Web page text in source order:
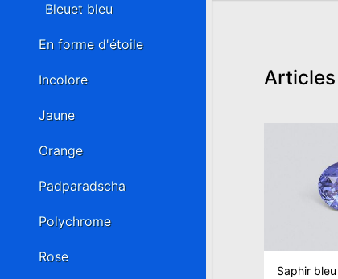
Saphir
Bleuet bleu
En forme d'étoile
Incolore
Jaune
Orange
Padparadscha
Polychrome
Rose